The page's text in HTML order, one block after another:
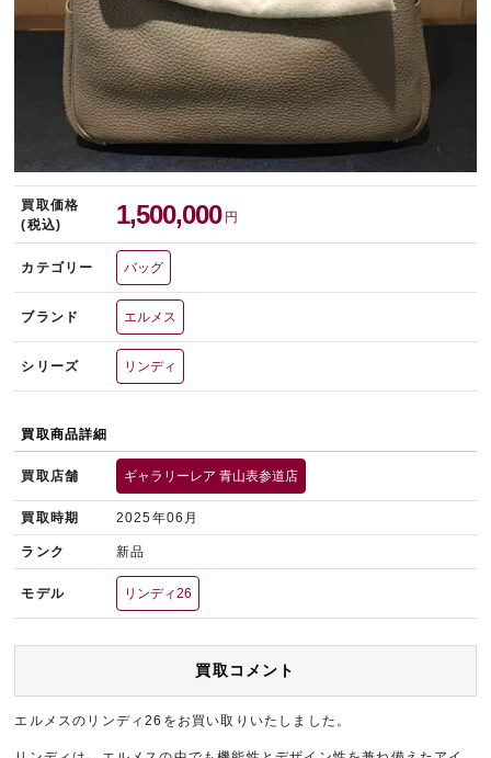
買取価格
(税込)
1,500,000 円
カテゴリー バッグ
ブランド エルメス
シリーズ リンディ
買取商品詳細
買取店舗 ギャラリーレア 青山表参道店
買取時期 2025年06月
ランク 新品
モデル リンディ26
買取コメント
エルメスのリンディ26をお買い取りいたしました。